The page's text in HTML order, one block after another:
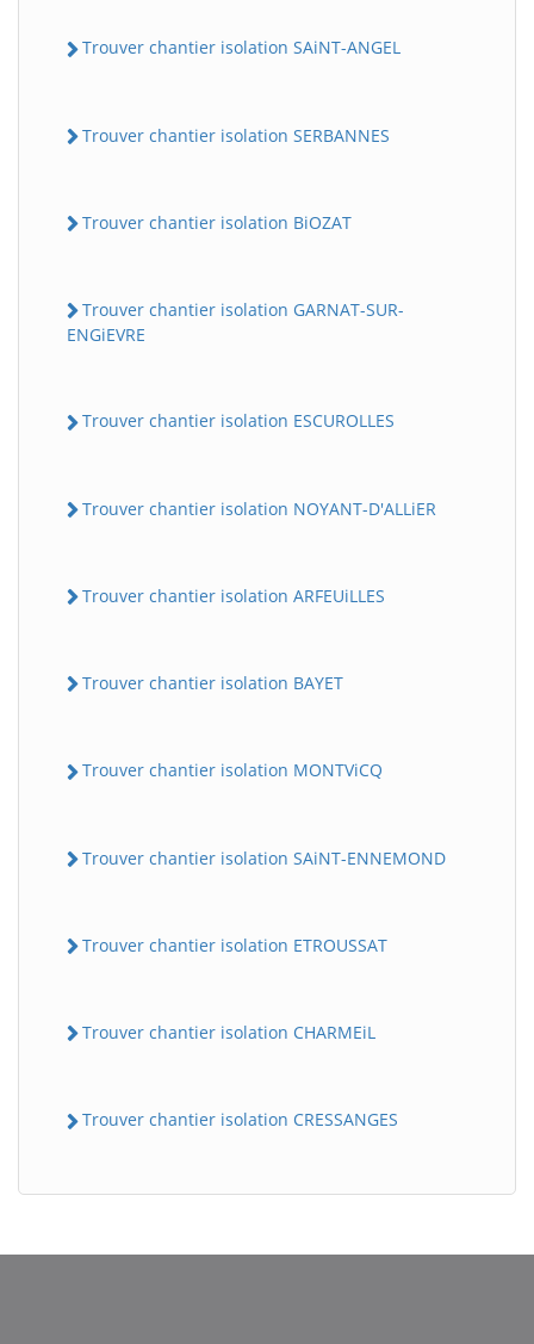
Trouver chantier isolation SAiNT-ANGEL
Trouver chantier isolation SERBANNES
Trouver chantier isolation BiOZAT
Trouver chantier isolation GARNAT-SUR-
ENGiEVRE
Trouver chantier isolation ESCUROLLES
Trouver chantier isolation NOYANT-D'ALLiER
Trouver chantier isolation ARFEUiLLES
Trouver chantier isolation BAYET
Trouver chantier isolation MONTViCQ
Trouver chantier isolation SAiNT-ENNEMOND
Trouver chantier isolation ETROUSSAT
Trouver chantier isolation CHARMEiL
Trouver chantier isolation CRESSANGES
Assistant en ligne
B